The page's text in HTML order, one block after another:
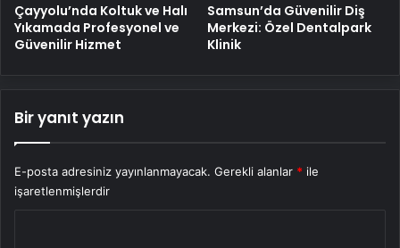
Çayyolu’nda Koltuk ve Halı
Yıkamada Profesyonel ve
Güvenilir Hizmet
Samsun’da Güvenilir Diş
Merkezi: Özel Dentalpark
Klinik
Bir yanıt yazın
E-posta adresiniz yayınlanmayacak. Gerekli alanlar * ile
işaretlenmişlerdir